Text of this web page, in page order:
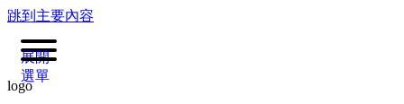
跳到主要內容
展開
選單
logo